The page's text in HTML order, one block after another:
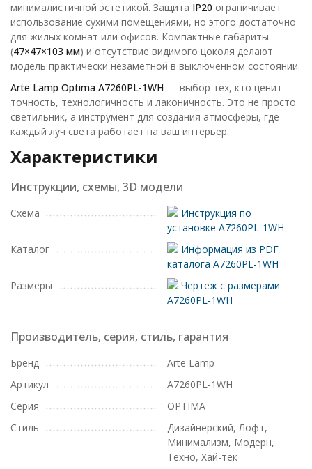
минималистичной эстетикой. Защита IP20 ограничивает
использование сухими помещениями, но этого достаточно
для жилых комнат или офисов. Компактные габариты
(47×47×103 мм) и отсутствие видимого цоколя делают
модель практически незаметной в выключенном состоянии.
Arte Lamp Optima A7260PL-1WH — выбор тех, кто ценит
точность, технологичность и лаконичность. Это не просто
светильник, а инструмент для создания атмосферы, где
каждый луч света работает на ваш интерьер.
Характеристики
Инструкции, схемы, 3D модели
Схема
Инструкция по
установке A7260PL-1WH
Каталог
Информация из PDF
каталога A7260PL-1WH
Размеры
Чертеж с размерами
A7260PL-1WH
Производитель, серия, стиль, гарантия
Бренд
Arte Lamp
Артикул
A7260PL-1WH
Серия
OPTIMA
Стиль
Дизайнерский, Лофт,
Минимализм, Модерн,
Техно, Хай-тек